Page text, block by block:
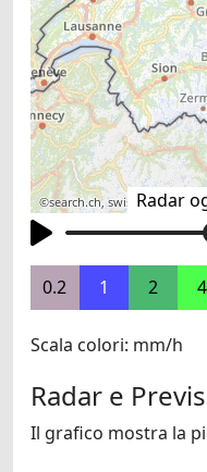
Radar
©search.ch,swisstopo,
0.2 1 2 4
Scala colori: mm/h
Radar e
Il grafico mostra la